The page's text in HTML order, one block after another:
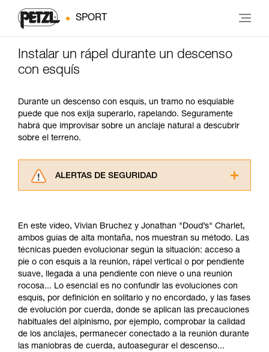
SPORT
Instalar un rápel durante un descenso
con esquís
Durante un descenso con esquís, un tramo no esquiable
puede que nos exija superarlo, rapelando. Seguramente
habrá que improvisar sobre un anclaje natural a descubrir
sobre el terreno.
ALERTAS DE SEGURIDAD
consultarlo. Usted debe comprender la
información de la ficha técnica para poder
comprender este complemento informativo.
Dominar estas técnicas requiere una formación
y un entrenamiento específico. Confirme a
través de un profesional su capacidad para
ejecutar estas técnicas, solo y con total
seguridad, antes de ejecutarlas de forma
autónoma.
Damos ejemplos de técnicas relacionadas con
su actividad. Pueden existir otras que no
En este vídeo, Vivian Bruchez y Jonathan "Doud’s" Charlet,
ambos guías de alta montaña, nos muestran su método. Las
técnicas pueden evolucionar según la situación: acceso a
pie o con esquís a la reunión, rápel vertical o por pendiente
suave, llegada a una pendiente con nieve o una reunión
rocosa... Lo esencial es no confundir las evoluciones con
esquís, por definición en solitario y no encordado, y las fases
de evolución por cuerda, donde se aplican las precauciones
habituales del alpinismo, por ejemplo, comprobar la calidad
de los anclajes, permanecer conectado a la reunión durante
las maniobras de cuerda, autoasegurar el descenso...